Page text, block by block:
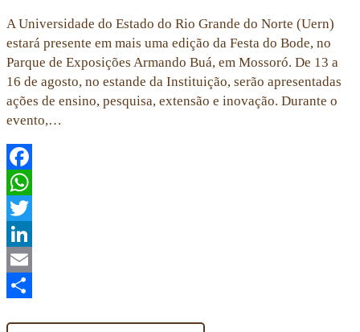
A Universidade do Estado do Rio Grande do Norte (Uern)
estará presente em mais uma edição da Festa do Bode, no
Parque de Exposições Armando Buá, em Mossoró. De 13 a
16 de agosto, no estande da Instituição, serão apresentadas
ações de ensino, pesquisa, extensão e inovação. Durante o
evento,…
Facebook
WhatsApp
Twitter
LinkedIn
Email